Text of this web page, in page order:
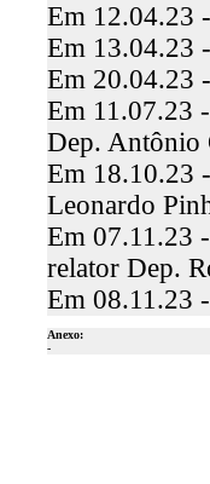
Em 12.04.23
Em 13.04.23
Em 20.04.23
Em 11.07.23
Dep. Antônio
Em 18.10.23
Leonardo
Em 07.11.23
relator Dep.
Em 08.11.23
Anexo:
-